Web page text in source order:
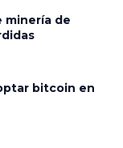
minería de
bitcoin en